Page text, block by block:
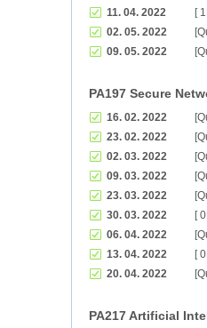
11. 04. 2022
[
02. 05. 2022
09. 05. 2022
PA197 Secure
16. 02. 2022
23. 02. 2022
02. 03. 2022
09. 03. 2022
23. 03. 2022
30. 03. 2022
[
06. 04. 2022
13. 04. 2022
[
20. 04. 2022
PA217 Artificial